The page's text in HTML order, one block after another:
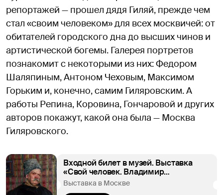
репортажей — прошел дядя Гиляй, прежде чем
стал «своим человеком» для всех москвичей: от
обитателей городского дна до высших чинов и
артистической богемы. Галерея портретов
познакомит с некоторыми из них: Федором
Шаляпиным, Антоном Чеховым, Максимом
Горьким и, конечно, самим Гиляровским. А
работы Репина, Коровина, Гончаровой и других
авторов покажут, какой она была — Москва
Гиляровского.
Входной билет в музей. Выставка
«Свой человек. Владимир
Гиляровский» и спецпроект
Выставка в Москве